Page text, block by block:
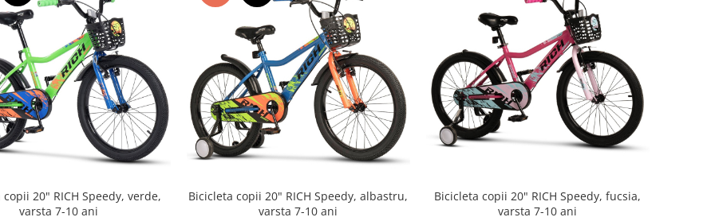
20" RICH Speedy, verde,
varsta 7-10 ani
Bicicleta copii 20" RICH Speedy, albastru,
varsta 7-10 ani
Bicicleta copii 20" RICH Speedy, fucsia,
varsta 7-10 ani